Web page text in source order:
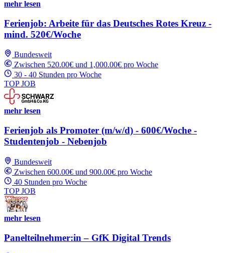
mehr lesen
Ferienjob: Arbeite für das Deutsches Rotes Kreuz -
mind. 520€/Woche
Bundesweit
Zwischen 520.00€ und 1,000.00€ pro Woche
30 - 40 Stunden pro Woche
TOP JOB
mehr lesen
Ferienjob als Promoter (m/w/d) - 600€/Woche -
Studentenjob - Nebenjob
Bundesweit
Zwischen 600.00€ und 900.00€ pro Woche
40 Stunden pro Woche
TOP JOB
mehr lesen
Panelteilnehmer:in – GfK Digital Trends